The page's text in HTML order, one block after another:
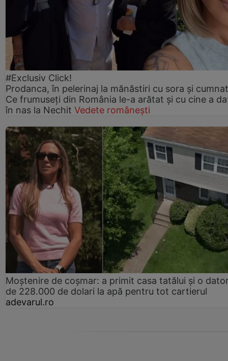
#Exclusiv Click!
Prodanca, în pelerinaj la mănăstiri cu sora și
Ce frumuseți din România le-a arătat și cu cine a
în nas la Nechit Vedete românești
Moștenire de coșmar: a primit casa tatălui și o
de 228.000 de dolari la apă pentru tot cartierul
adevarul.ro